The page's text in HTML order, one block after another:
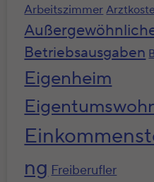
Arbeitszimmer
Betriebsausgaben
Eigenheim
ng Freiberufler